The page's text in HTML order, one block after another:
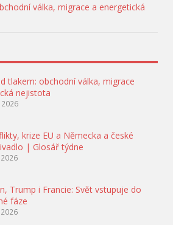
válka, migrace a energetická
tlakem: obchodní válka, migrace
nejistota
krize EU a Německa a české
| Glosář týdne
2026
Trump i Francie: Svět vstupuje do
fáze
2026